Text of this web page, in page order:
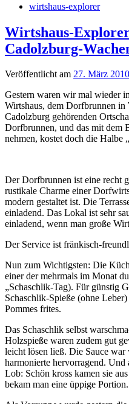
wirtshaus-explorer
Wirtshaus-
Cadolzburg-
Veröffentlicht am 27. März 2010
Gestern waren wir mal wieder
Wirtshaus, dem Dorfbrunnen
Cadolzburg gehörenden
Dorfbrunnen, und das mit dem
nehmen, kostet doch die Halbe
Der Dorfbrunnen ist eine recht
rustikale Charme einer
modern gestaltet ist. Die
einladend. Das Lokal ist sehr
einladend, wenn man große
Der Service ist fränkisch-
Nun zum Wichtigsten: Die
einer der mehrmals im Monat
„Schaschlik-Tag). Für günstig
Schaschlik-Spieße (ohne
Pommes frites.
Das Schaschlik selbst
Holzspieße waren zudem gut
leicht lösen ließ. Die Sauce
harmonierte hervorragend. Und
Lob: Schön kross kamen sie
bekam man eine üppige Portion.